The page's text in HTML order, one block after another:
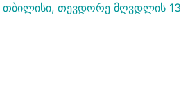
თბილისი, თევდორე მღვდლის 13